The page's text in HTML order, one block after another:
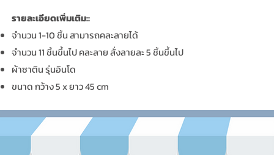
รายละเอียดเพิ่มเติม::
จำนวน 1-10 ชิ้น สามารถคละลายได้
จำนวน 11 ชิ้นขึ้นไป คละลาย สั่งลายละ 5 ชิ้นขึ้นไป
ผ้าซาติน รุ่นอินโด
ขนาด กว้าง 5 x ยาว 45 cm